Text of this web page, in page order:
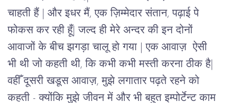
चाहती हैं और इधर मैं, एक ज़िम्मेदार संतान, पढ़ाई पे
फोकस कर रही हूँ| जल्द ही मेरे अन्दर की इन दोनों
आवाजों के बीच झगड़ा चालू हो गया | एक आवाज़ ऐसी
भी थी जो कहती थी, कि कभी कभी मस्ती करना ठीक है|
वहीँ दूसरी खडूस आवाज़, मुझे लगातार पढ़ते रहने को
कहती - क्योंकि मुझे जीवन में और भी बहुत इम्पोर्टेन्ट काम